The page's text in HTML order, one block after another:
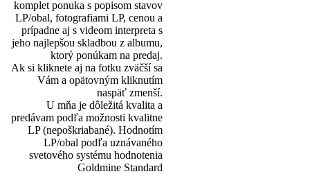
komplet ponuka s popisom stavov
LP/obal, fotografiami LP, cenou a
prípadne aj s videom interpreta s
jeho najlepšou skladbou z albumu,
ktorý ponúkam na predaj.
Ak si kliknete aj na fotku zväčší sa
Vám a opätovným kliknutím
naspäť zmenší.
U mňa je dôležitá kvalita a
predávam podľa možnosti kvalitne
LP (nepoškriabané). Hodnotím
LP/obal podľa uznávaného
svetového systému hodnotenia
Goldmine Standard